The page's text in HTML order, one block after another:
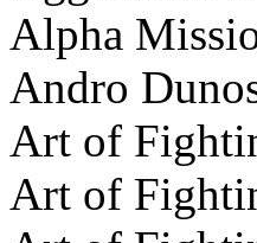
Alpha
Andro
Art of
Art of